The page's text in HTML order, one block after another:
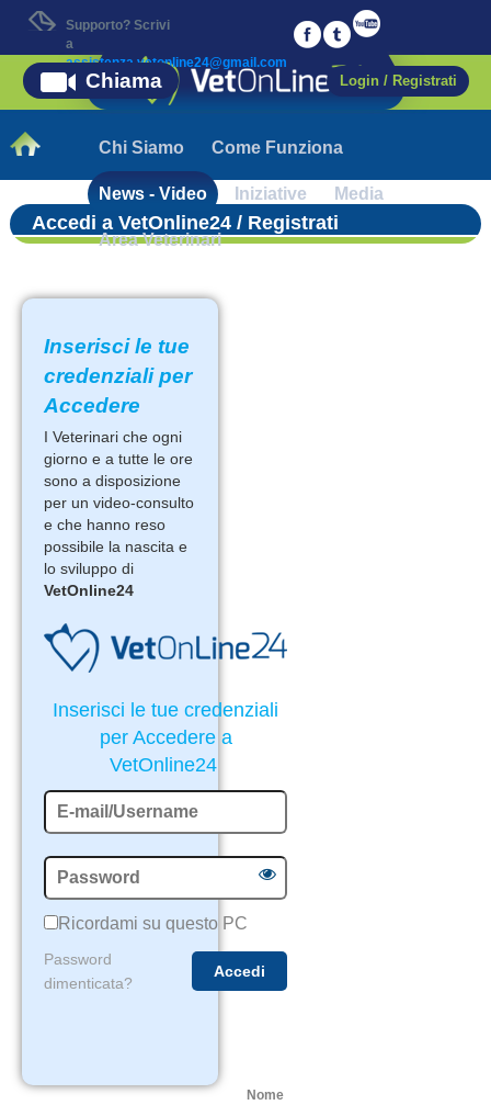
Supporto? Scrivi
a
assistenza.vetonline24@gmail.com
Chi Siamo Come Funziona
News - Video Iniziative Media
Area Veterinari
Login / Registrati
Chiama
Accedi a VetOnline24 / Registrati
Inserisci le tue
credenziali per
Accedere
I Veterinari che ogni
giorno e a tutte le ore
sono a disposizione
per un video-consulto
e che hanno reso
possibile la nascita e
lo sviluppo di
VetOnline24
Inserisci le tue credenziali
per Accedere a
VetOnline24
Ricordami su questo PC
Password
dimenticata?
Nome